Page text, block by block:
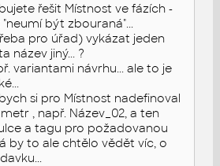
řešit Místnost ve fázích -
být zbouraná"...
pro úřad) vykázat jeden
název jiný... ?
variantami návrhu... ale to je
si pro Místnost nadefinoval
, např. Název_02, a ten
a tagu pro požadovanou
by to ale chtělo vědět víc, o